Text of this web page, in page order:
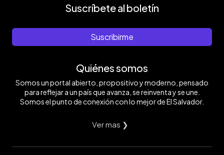
Suscríbete al boletín
Suscribirme
Quiénes somos
Somos un portal abierto, propositivo y moderno, pensado
para reflejar a un país que avanza, se reinventa y se une.
Somos el punto de conexión con lo mejor de El Salvador.
Ver mas ❯